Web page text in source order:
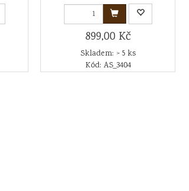
899,00 Kč
Skladem: > 5 ks
Kód: AS_3404